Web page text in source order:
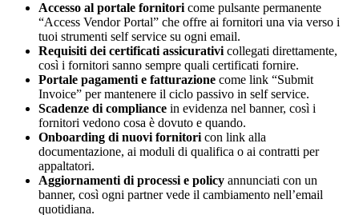
Accesso al portale fornitori come pulsante permanente
“Access Vendor Portal” che offre ai fornitori una via verso i
tuoi strumenti self service su ogni email.
Requisiti dei certificati assicurativi collegati direttamente,
così i fornitori sanno sempre quali certificati fornire.
Portale pagamenti e fatturazione come link “Submit
Invoice” per mantenere il ciclo passivo in self service.
Scadenze di compliance in evidenza nel banner, così i
fornitori vedono cosa è dovuto e quando.
Onboarding di nuovi fornitori con link alla
documentazione, ai moduli di qualifica o ai contratti per
appaltatori.
Aggiornamenti di processi e policy annunciati con un
banner, così ogni partner vede il cambiamento nell’email
quotidiana.